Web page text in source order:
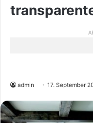
admin 17. September